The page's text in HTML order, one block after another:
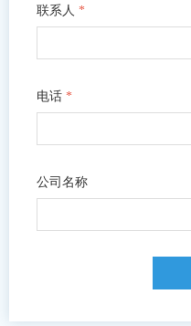
联系人 *
电话 *
公司名称